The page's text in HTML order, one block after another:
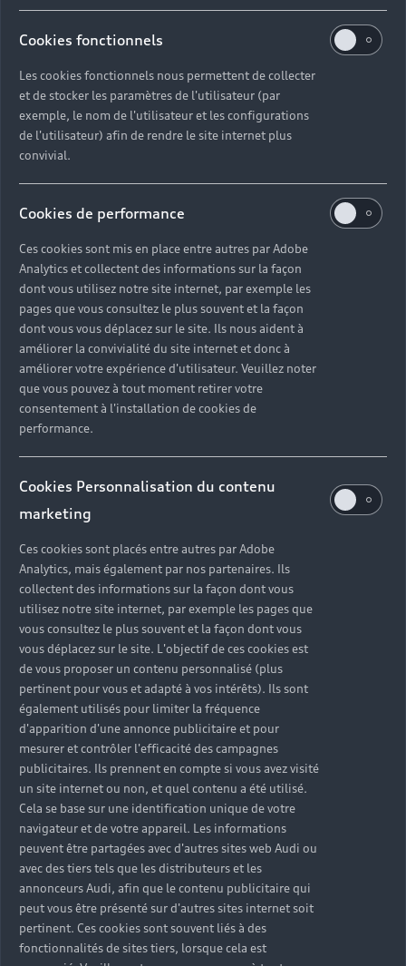
Cookies fonctionnels
Les cookies fonctionnels nous permettent de collecter
et de stocker les paramètres de l'utilisateur (par
exemple, le nom de l'utilisateur et les configurations
de l'utilisateur) afin de rendre le site internet plus
convivial.
Cookies de performance
Ces cookies sont mis en place entre autres par Adobe
Analytics et collectent des informations sur la façon
dont vous utilisez notre site internet, par exemple les
pages que vous consultez le plus souvent et la façon
dont vous vous déplacez sur le site. Ils nous aident à
améliorer la convivialité du site internet et donc à
améliorer votre expérience d'utilisateur. Veuillez noter
que vous pouvez à tout moment retirer votre
consentement à l'installation de cookies de
performance.
Cookies Personnalisation du contenu
marketing
Ces cookies sont placés entre autres par Adobe
Analytics, mais également par nos partenaires. Ils
collectent des informations sur la façon dont vous
utilisez notre site internet, par exemple les pages que
vous consultez le plus souvent et la façon dont vous
vous déplacez sur le site. L'objectif de ces cookies est
de vous proposer un contenu personnalisé (plus
pertinent pour vous et adapté à vos intérêts). Ils sont
également utilisés pour limiter la fréquence
d'apparition d'une annonce publicitaire et pour
mesurer et contrôler l'efficacité des campagnes
publicitaires. Ils prennent en compte si vous avez visité
un site internet ou non, et quel contenu a été utilisé.
Cela se base sur une identification unique de votre
navigateur et de votre appareil. Les informations
peuvent être partagées avec d'autres sites web Audi ou
avec des tiers tels que les distributeurs et les
annonceurs Audi, afin que le contenu publicitaire qui
peut vous être présenté sur d'autres sites internet soit
pertinent. Ces cookies sont souvent liés à des
fonctionnalités de sites tiers, lorsque cela est